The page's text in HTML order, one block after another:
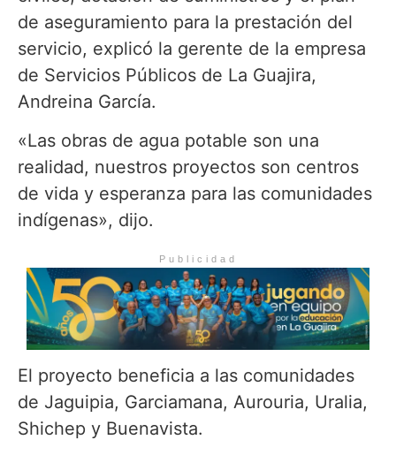
de aseguramiento para la prestación del
servicio, explicó la gerente de la empresa
de Servicios Públicos de La Guajira,
Andreina García.
«Las obras de agua potable son una
realidad, nuestros proyectos son centros
de vida y esperanza para las comunidades
indígenas», dijo.
Publicidad
El proyecto beneficia a las comunidades
de Jaguipia, Garciamana, Aurouria, Uralia,
Shichep y Buenavista.